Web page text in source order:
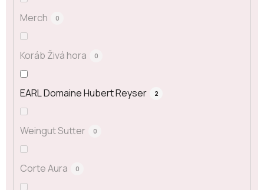
Merch 0
Koráb Živá hora 0
EARL Domaine Hubert Reyser 2
Weingut Sutter 0
Corte Aura 0